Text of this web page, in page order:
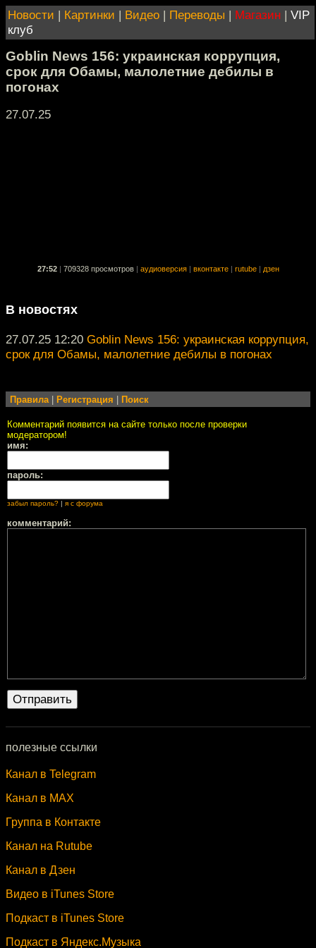
Новости | Картинки | Видео | Переводы | Магазин | VIP
клуб
Goblin News 156: украинская коррупция,
срок для Обамы, малолетние дебилы в
погонах
27.07.25
27:52 709328 просмотров аудиоверсия вконтакте rutube дзен
В новостях
27.07.25 12:20 Goblin News 156: украинская коррупция,
срок для Обамы, малолетние дебилы в погонах
Правила| Регистрация Поиск
Комментарий появится на сайте только после проверки
модератором!
имя:
пароль:
забыл пароль? я с форума
комментарий:
полезные ссылки
Канал в Telegram
Канал в MAX
Группа в Контакте
Канал на Rutube
Канал в Дзен
Видео в iTunes Store
Подкаст в iTunes Store
Подкаст в Яндекс.Музыка